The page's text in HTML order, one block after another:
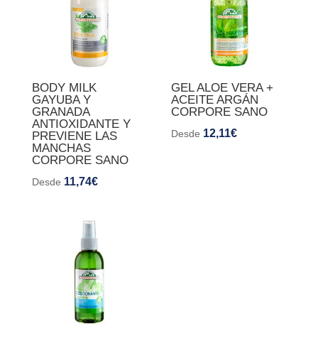
BODY MILK
GAYUBA Y
GRANADA
ANTIOXIDANTE Y
PREVIENE LAS
MANCHAS
CORPORE SANO
Desde 11,74€
GEL ALOE VERA +
ACEITE ARGÁN
CORPORE SANO
Desde 12,11€